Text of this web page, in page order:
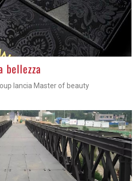
bellezza
lancia Master of beauty